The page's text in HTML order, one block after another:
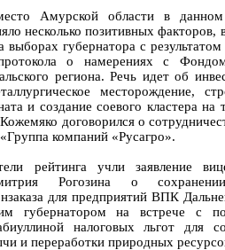
Амурской области в данном
несколько позитивных факторов,
губернатора с
о намерениях с
региона. Речь идет об
месторождение,
и создание соевого кластера на
договорился о
компаний «Русагро».
рейтинга учли заявление
Рогозина о
для предприятий ВПК
губернатором на встрече с
налоговых льгот для
и переработки природных